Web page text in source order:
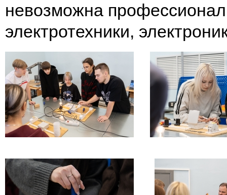
невозможна
электротехники,